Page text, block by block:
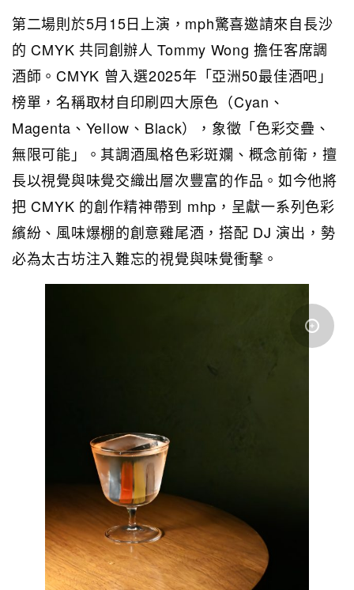
第二場則於5月15日上演，mph驚喜邀請來自長沙
的 CMYK 共同創辦人 Tommy Wong 擔任客席調
酒師。CMYK 曾入選2025年「亞洲50最佳酒吧」
榜單，名稱取材自印刷四大原色（Cyan、
Magenta、Yellow、Black），象徵「色彩交疊、
無限可能」。其調酒風格色彩斑斕、概念前衛，擅
長以視覺與味覺交織出層次豐富的作品。如今他將
把 CMYK 的創作精神帶到 mhp，呈獻一系列色彩
繽紛、風味爆棚的創意雞尾酒，搭配 DJ 演出，勢
必為太古坊注入難忘的視覺與味覺衝擊。